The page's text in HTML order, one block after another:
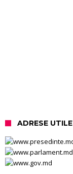
ADRESE UTILE